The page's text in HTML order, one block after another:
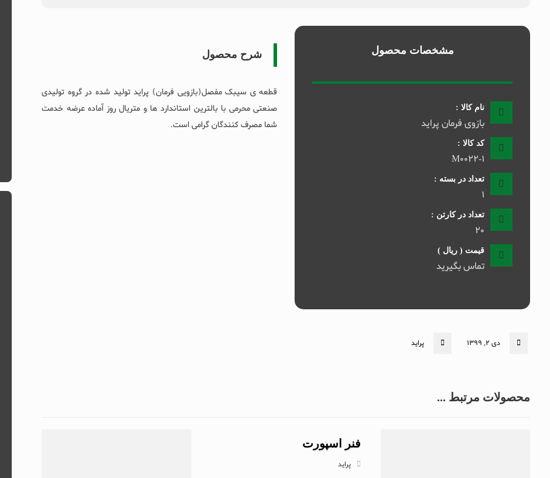
مشخصات محصول
نام کالا :
بازوی فرمان پراید
کد کالا :
M0022-1
تعداد در بسته :
1
تعداد در کارتن :
20
قیمت ( ریال )
تماس بگیرید
شرح محصول
قطعه ی سیبک مفصل(بازویی فرمان) پراید تولید شده در گروه تولیدی
صنعتی محرمی با بالترین استاندارد ها و متریال روز آماده عرضه خدمت
شما مصرف کنندگان گرامی است.
دی 2, 1399 پراید
محصولات مرتبط ...
فنر اسپورت
پراید